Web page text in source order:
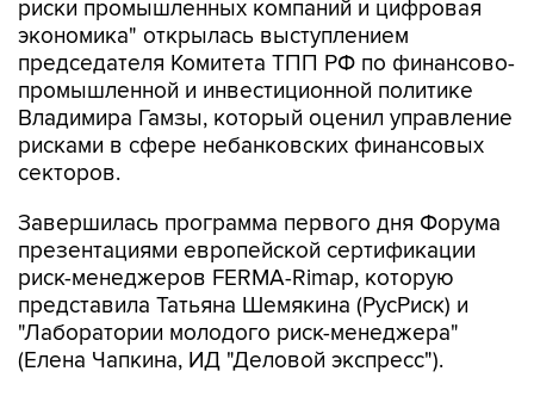
риски промышленных компаний и цифровая
экономика" открылась выступлением
председателя Комитета ТПП РФ по финансово-
промышленной и инвестиционной политике
Владимира Гамзы, который оценил управление
рисками в сфере небанковских финансовых
секторов.
Завершилась программа первого дня Форума
презентациями европейской сертификации
риск-менеджеров FERMA-Rimap, которую
представила Татьяна Шемякина (РусРиск) и
"Лаборатории молодого риск-менеджера"
(Елена Чапкина, ИД "Деловой экспресс").